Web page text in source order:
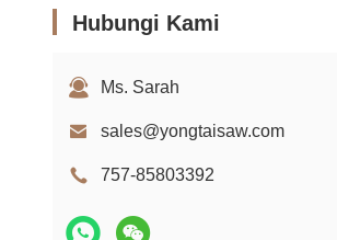
Hubungi Kami
Ms. Sarah
sales@yongtaisaw.com
757-85803392